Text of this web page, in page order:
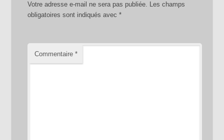
Votre adresse e-mail ne sera pas publiée. Les champs
obligatoires sont indiqués avec*
Commentaire*